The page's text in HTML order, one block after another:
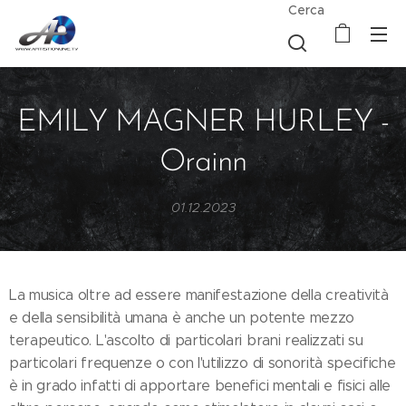
Cerca
EMILY MAGNER HURLEY -
Orainn
01.12.2023
La musica oltre ad essere manifestazione della creatività
e della sensibilità umana è anche un potente mezzo
terapeutico. L'ascolto di particolari brani realizzati su
particolari frequenze o con l'utilizzo di sonorità specifiche
è in grado infatti di apportare benefici mentali e fisici alle